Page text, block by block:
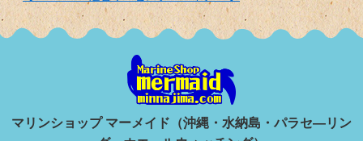
マリンショップ マーメイド（沖縄・水納島・パラセ―リン